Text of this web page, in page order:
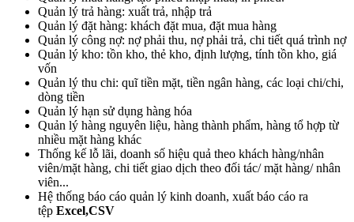
Quản lý trả hàng: xuất trả, nhập trả
Quản lý đặt hàng: khách đặt mua, đặt mua hàng
Quản lý công nợ: nợ phải thu, nợ phải trả, chi tiết quá trình nợ
Quản lý kho: tồn kho, thẻ kho, định lượng, tính tồn kho, giá
vốn
Quản lý thu chi: quĩ tiền mặt, tiền ngân hàng, các loại chi/chi,
dòng tiền
Quản lý hạn sử dụng hàng hóa
Quản lý hàng nguyên liệu, hàng thành phẩm, hàng tổ hợp từ
nhiều mặt hàng khác
Thống kế lỗ lãi, doanh số hiệu quả theo khách hàng/nhân
viên/mặt hàng, chi tiết giao dịch theo đối tác/ mặt hàng/ nhân
viên...
Hệ thống báo cáo quản lý kinh doanh, xuất báo cáo ra
tệp Excel,CSV